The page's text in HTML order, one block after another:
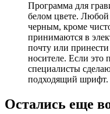
Программа для
белом цвете. Любой
черным, кроме
принимаются в
почту или
носителе. Если это
специалисты
подходящий шрифт.
Остались еще